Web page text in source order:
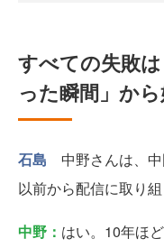
すべての失敗
った瞬間」か
石島 中野さんは、
以前から配信に取り
中野： はい。10年ほ